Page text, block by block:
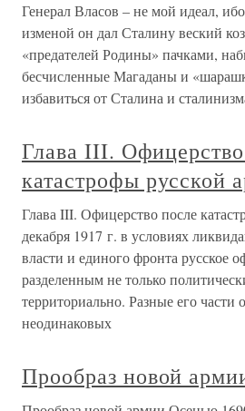
Генерал Власов – не мой идеал,
изменой он дал Сталину веский
«предателей Родины» пачками,
бесчисленные Магаданы и
избавиться от Сталина и
Глава III.
катастрофы русской
Глава III. Офицерство после
декабря 1917 г. в условиях
власти и единого фронта русское
разделенным не только
территориально. Разные его части
неодинаковых
Прообраз новой